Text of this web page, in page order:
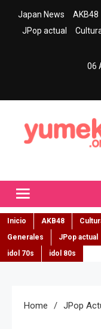
Japan News AKB48
JPop actual
06
Inicio AKB48
Generales
JPop actual
idol 70s
idol 80s
Home JPop